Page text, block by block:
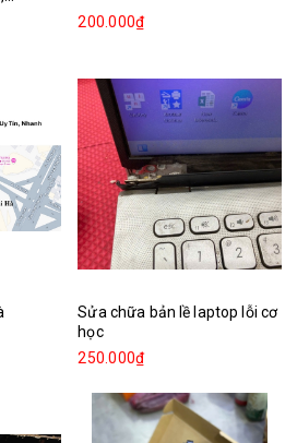
200.000₫
Sửa chữa bản lề laptop lỗi cơ
học
250.000₫